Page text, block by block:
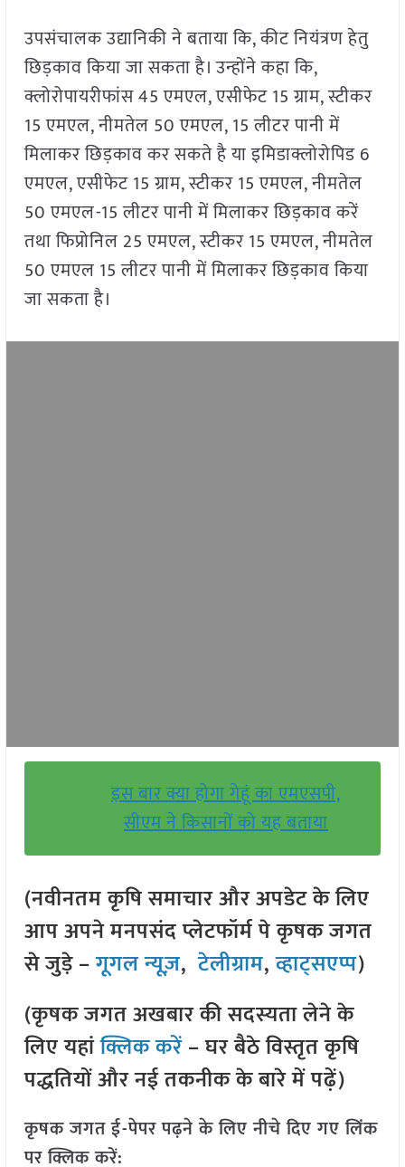
उपसंचालक उद्यानिकी ने बताया कि, कीट नियंत्रण हेतु
छिड़काव किया जा सकता है। उन्होंने कहा कि,
क्लोरोपायरीफांस 45 एमएल, एसीफेट 15 ग्राम, स्टीकर
15 एमएल, नीमतेल 50 एमएल, 15 लीटर पानी में
मिलाकर छिड़काव कर सकते है या इमिडाक्लोरोपिड 6
एमएल, एसीफेट 15 ग्राम, स्टीकर 15 एमएल, नीमतेल
50 एमएल-15 लीटर पानी में मिलाकर छिड़काव करें
तथा फिप्रोनिल 25 एमएल, स्टीकर 15 एमएल, नीमतेल
50 एमएल 15 लीटर पानी में मिलाकर छिड़काव किया
जा सकता है।
इस बार क्या होगा गेहूं का एमएसपी,
सीएम ने किसानों को यह बताया
(नवीनतम कृषि समाचार और अपडेट के लिए
आप अपने मनपसंद प्लेटफॉर्म पे कृषक जगत
से जुड़े –गूगल न्यूज़,टेलीग्राम,व्हाट्सएप्प)
(कृषक जगत अखबार की सदस्यता लेने के
लिए यहांक्लिक करें– घर बैठे विस्तृत कृषि
पद्धतियों और नई तकनीक के बारे में पढ़ें)
कृषक जगत ई-पेपर पढ़ने के लिए नीचे दिए गए लिंक
पर क्लिक करें: